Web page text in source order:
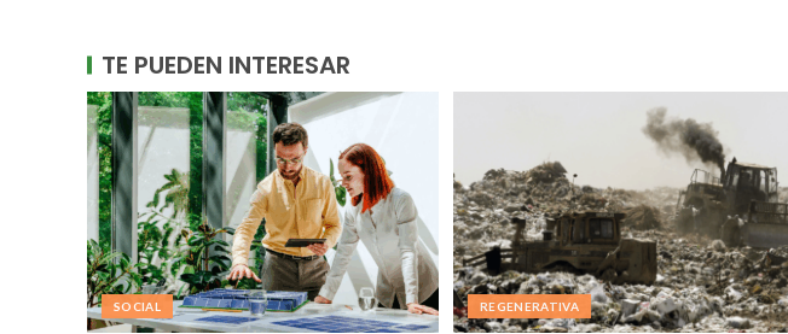
TE PUEDEN INTERESAR
SOCIAL REGENERATIVA